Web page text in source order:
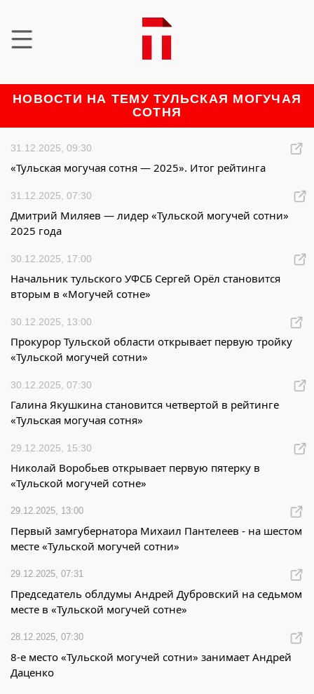
НОВОСТИ НА ТЕМУ ТУЛЬСКАЯ МОГУЧАЯ
СОТНЯ
31.12.2025, 09:30
«Тульская могучая сотня — 2025». Итог рейтинга
31.12.2025, 07:30
Дмитрий Миляев — лидер «Тульской могучей сотни»
2025 года
30.12.2025, 17:00
Начальник тульского УФСБ Сергей Орёл становится
вторым в «Могучей сотне»
30.12.2025, 13:00
Прокурор Тульской области открывает первую тройку
«Тульской могучей сотни»
30.12.2025, 07:30
Галина Якушкина становится четвертой в рейтинге
«Тульская могучая сотня»
29.12.2025, 15:30
Николай Воробьев открывает первую пятерку в
«Тульской могучей сотне»
29.12.2025, 13:00
Первый замгубернатора Михаил Пантелеев - на шестом
месте «Тульской могучей сотни»
29.12.2025, 07:31
Председатель облдумы Андрей Дубровский на седьмом
месте в «Тульской могучей сотне»
28.12.2025, 07:30
8-е место «Тульской могучей сотни» занимает Андрей
Даценко